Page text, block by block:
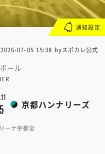
2026-07-05 15:38 byスポカレ公式
ール
京都ハンナリーズ
ーナ宇都宮
通知設定